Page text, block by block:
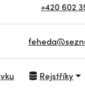
+420 602
Rejstříky